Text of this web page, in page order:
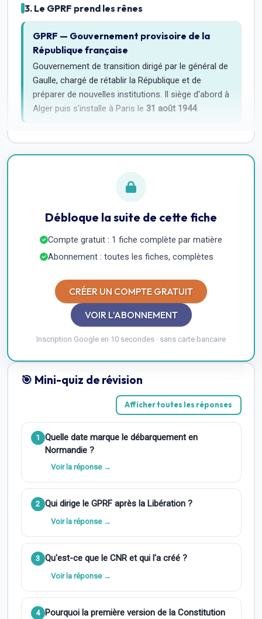
3. Le GPRF prend les rênes
GPRF — Gouvernement provisoire de la
République française
Gouvernement de transition dirigé par le général de
Gaulle, chargé de rétablir la République et de
préparer de nouvelles institutions. Il siège d'abord à
Alger puis s'installe à Paris le 31 août 1944.
Débloque la suite de cette fiche
Compte gratuit : 1 fiche complète par matière
Abonnement : toutes les fiches, complètes
CRÉER UN COMPTE GRATUIT
VOIR L’ABONNEMENT
Inscription Google en 10 secondes · sans carte bancaire
🎯 Mini-quiz de révision
Afficher toutes les réponses
1
Quelle date marque le débarquement en
Normandie ?
Voir la réponse →
2 Qui dirige le GPRF après la Libération ?
Voir la réponse →
3 Qu'est-ce que le CNR et qui l'a créé ?
Voir la réponse →
4 Pourquoi la première version de la Constitution